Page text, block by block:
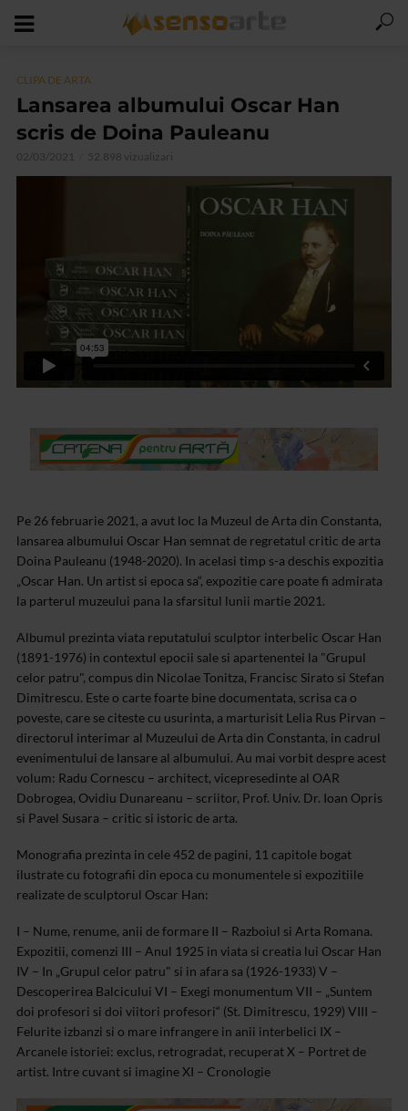
CLIPA DE ARTA
Lansarea albumului Oscar Han
scris de Doina Pauleanu
02/03/2021 52.898 vizualizari
Pe 26 februarie 2021, a avut loc la Muzeul de Arta din Constanta,
lansarea albumului Oscar Han semnat de regretatul critic de arta
Doina Pauleanu (1948-2020). In acelasi timp s-a deschis expozitia
„Oscar Han. Un artist si epoca sa“, expozitie care poate fi admirata
la parterul muzeului pana la sfarsitul lunii martie 2021.
Albumul prezinta viata reputatului sculptor interbelic Oscar Han
(1891-1976) in contextul epocii sale si apartenentei la "Grupul
celor patru", compus din Nicolae Tonitza, Francisc Sirato si Stefan
Dimitrescu. Este o carte foarte bine documentata, scrisa ca o
poveste, care se citeste cu usurinta, a marturisit Lelia Rus Pirvan –
directorul interimar al Muzeului de Arta din Constanta, in cadrul
evenimentului de lansare al albumului. Au mai vorbit despre acest
volum: Radu Cornescu – architect, vicepresedinte al OAR
Dobrogea, Ovidiu Dunareanu – scriitor, Prof. Univ. Dr. Ioan Opris
si Pavel Susara – critic si istoric de arta.
Monografia prezinta in cele 452 de pagini, 11 capitole bogat
ilustrate cu fotografii din epoca cu monumentele si expozitiile
realizate de sculptorul Oscar Han:
I – Nume, renume, anii de formare II – Razboiul si Arta Romana.
Expozitii, comenzi III – Anul 1925 in viata si creatia lui Oscar Han
IV – In „Grupul celor patru" si in afara sa (1926-1933) V –
Descoperirea Balcicului VI – Exegi monumentum VII – „Suntem
doi profesori si doi viitori profesori“ (St. Dimitrescu, 1929) VIII –
Felurite izbanzi si o mare infrangere in anii interbelici IX –
Arcanele istoriei: exclus, retrogradat, recuperatX – Portret de
artist. Intre cuvant si imagineXI – Cronologie